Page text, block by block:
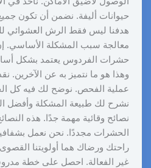
حيوانات أليفة. نضمن أن تكون جميع
هدفنا ليس فقط الرش العشوائي
معالجة سبب المشكلة الأساسي.
حشرات الفردوس يعتمد بشكل
وهذا هو ما نتميز به عن الآخرين.
عملية الفحص. نوضح لك فيه كل
نشرح لك طبيعة المشكلة وأفضل
نصائح وقائية مهمة جدًا. هذه
الحشرات مجددًا. نحن نعمل
راحتك ورضاك هما أولويتنا
غير الفعالة. احصل على خطة